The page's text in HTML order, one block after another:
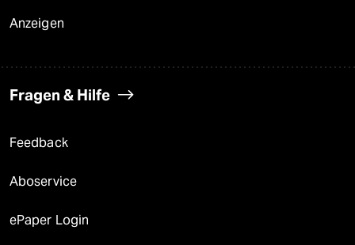
Anzeigen
Fragen & Hilfe
Feedback
Aboservice
ePaper Login